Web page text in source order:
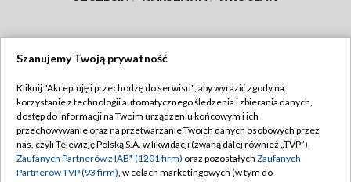
TVP
Abonament TVP
Emisja w TVP
Regulamin TVP
Polityka prywatności
Szanujemy Twoją prywatność
Kliknij "Akceptuję i przechodzę do serwisu", aby wyrazić zgody na
korzystanie z technologii automatycznego śledzenia i zbierania danych,
dostęp do informacji na Twoim urządzeniu końcowym i ich
przechowywanie oraz na przetwarzanie Twoich danych osobowych przez
nas, czyli Telewizję Polską S.A. w likwidacji (zwaną dalej również „TVP”),
Zaufanych Partnerów z IAB* (1201 firm) oraz pozostałych Zaufanych
Partnerów TVP (93 firm), w celach marketingowych (w tym do